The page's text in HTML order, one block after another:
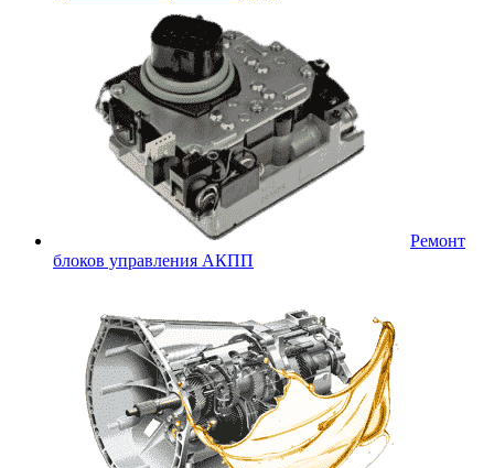
Ремонт
блоков управления АКПП